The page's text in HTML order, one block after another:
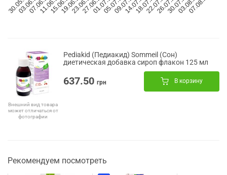
Внешний вид товара
может отличаться от
фотографии
Pediakid (Педиакид) Sommeil (Сон)
диетическая добавка сироп флакон 125 мл
637.50 грн В корзину
Рекомендуем посмотреть